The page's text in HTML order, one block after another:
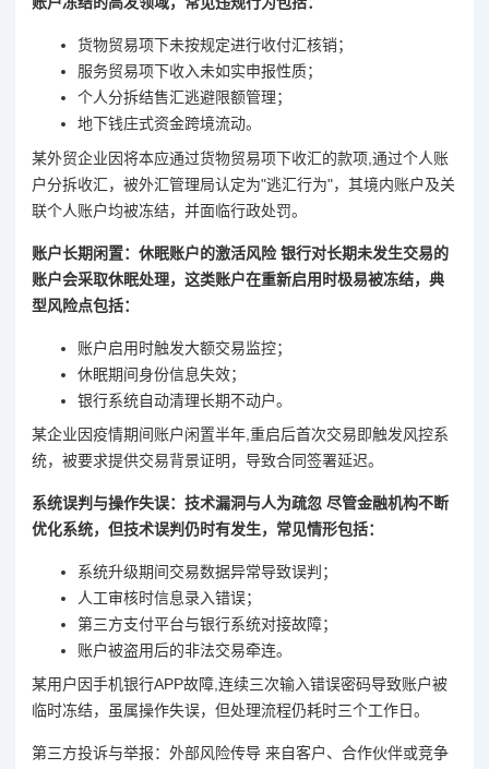
货物贸易项下未按规定进行收付汇核销；
服务贸易项下收入未如实申报性质；
个人分拆结售汇逃避限额管理；
地下钱庄式资金跨境流动。
某外贸企业因将本应通过货物贸易项下收汇的款项,通过个人账
户分拆收汇，被外汇管理局认定为"逃汇行为"，其境内账户及关
联个人账户均被冻结，并面临行政处罚。
账户长期闲置：休眠账户的激活风险 银行对长期未发生交易的
账户会采取休眠处理，这类账户在重新启用时极易被冻结，典
型风险点包括：
账户启用时触发大额交易监控；
休眠期间身份信息失效；
银行系统自动清理长期不动户。
某企业因疫情期间账户闲置半年,重启后首次交易即触发风控系
统，被要求提供交易背景证明，导致合同签署延迟。
系统误判与操作失误：技术漏洞与人为疏忽 尽管金融机构不断
优化系统，但技术误判仍时有发生，常见情形包括：
系统升级期间交易数据异常导致误判；
人工审核时信息录入错误；
第三方支付平台与银行系统对接故障；
账户被盗用后的非法交易牵连。
某用户因手机银行APP故障,连续三次输入错误密码导致账户被
临时冻结，虽属操作失误，但处理流程仍耗时三个工作日。
第三方投诉与举报：外部风险传导 来自客户、合作伙伴或竞争